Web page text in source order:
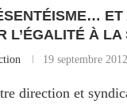
ET
L’ÉGALITÉ À LA
19 septembre 2012
direction et